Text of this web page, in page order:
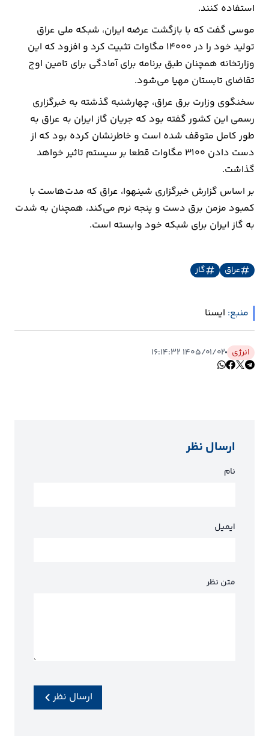
نوتیف
شناور
استفاده کنند.
موسی گفت که با بازگشت عرضه ایران، شبکه ملی عراق
تولید خود را در ۱۴۰۰۰ مگاوات تثبیت کرد و افزود که این
وزارتخانه همچنان طبق برنامه برای آمادگی برای تامین اوج
تقاضای تابستان مهیا می‌شود.
سخنگوی وزارت برق عراق، چهارشنبه گذشته به خبرگزاری
رسمی این کشور گفته بود که جریان گاز ایران به عراق به
طور کامل متوقف شده است و خاطرنشان کرده بود که از
دست دادن ۳۱۰۰ مگاوات قطعا بر سیستم تاثیر خواهد
گذاشت.
بر اساس گزارش خبرگزاری شینهوا، عراق که مدت‌هاست با
کمبود مزمن برق دست و پنجه نرم می‌کند، همچنان به شدت
به گاز ایران برای شبکه خود وابسته است.
عراق گاز
منبع: ايسنا
انرژی ۱۴۰۵/۰۱/۰۲ ۱۶:۱۴:۳۲
ارسال نظر
نام
ایمیل
متن نظر
ارسال نظر